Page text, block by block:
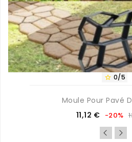
 0/5
Moule Pour Pavé
Prix
11,12 € Prix
de
base
-20%